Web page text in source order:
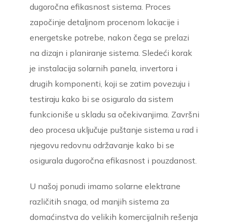
dugoročna efikasnost sistema. Proces
započinje detaljnom procenom lokacije i
energetske potrebe, nakon čega se prelazi
na dizajn i planiranje sistema. Sledeći korak
je instalacija solarnih panela, invertora i
drugih komponenti, koji se zatim povezuju i
testiraju kako bi se osiguralo da sistem
funkcioniše u skladu sa očekivanjima. Završni
deo procesa uključuje puštanje sistema u rad i
njegovu redovnu održavanje kako bi se
osigurala dugoročna efikasnost i pouzdanost.
U našoj ponudi imamo solarne elektrane
različitih snaga, od manjih sistema za
domaćinstva do velikih komercijalnih rešenja